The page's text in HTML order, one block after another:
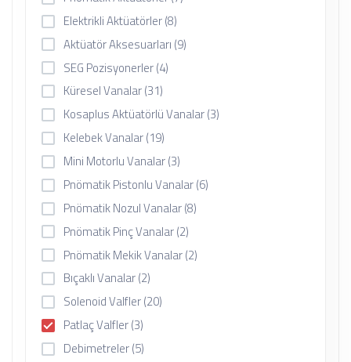
Elektrikli Aktüatörler(8)
Aktüatör Aksesuarları (9)
SEG Pozisyonerler(4)
Küresel Vanalar(31)
Kosaplus Aktüatörlü Vanalar(3)
Kelebek Vanalar(19)
Mini Motorlu Vanalar(3)
Pnömatik Pistonlu Vanalar(6)
Pnömatik Nozul Vanalar(8)
Pnömatik Pinç Vanalar(2)
Pnömatik Mekik Vanalar(2)
Bıçaklı Vanalar(2)
Solenoid Valfler(20)
Patlaç Valfler(3)
Debimetreler(5)